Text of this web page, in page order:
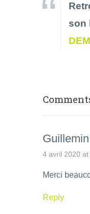
son
Guillemin
4 avril 2020
Merci
Reply